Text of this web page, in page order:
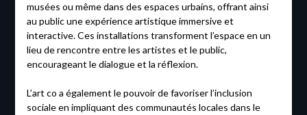
musées ou même dans des espaces urbains, offrant ainsi
au public une expérience artistique immersive et
interactive. Ces installations transforment l’espace en un
lieu de rencontre entre les artistes et le public,
encourageant le dialogue et la réflexion.
L’art co a également le pouvoir de favoriser l’inclusion
sociale en impliquant des communautés locales dans le